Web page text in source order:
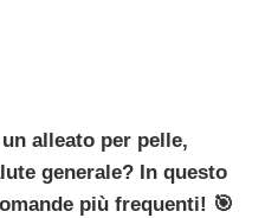
alleato per pelle,
generale? In questo
più frequenti! 🎯